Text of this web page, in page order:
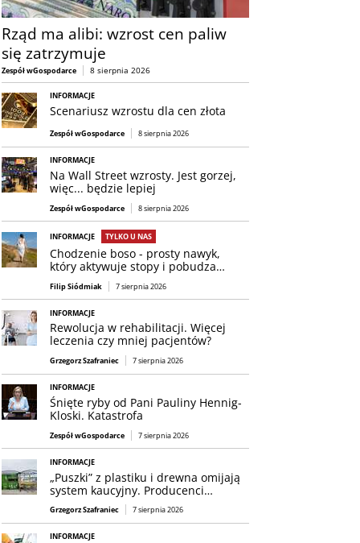
Rząd ma alibi: wzrost cen paliw
się zatrzymuje
Zespół wGospodarce 8 sierpnia 2026
INFORMACJE
Scenariusz wzrostu dla cen złota
Zespół wGospodarce 8 sierpnia 2026
INFORMACJE
Na Wall Street wzrosty. Jest gorzej,
więc... będzie lepiej
Zespół wGospodarce 8 sierpnia 2026
INFORMACJE TYLKO U NAS
Chodzenie boso - prosty nawyk,
który aktywuje stopy i pobudza…
Filip Siódmiak 7 sierpnia 2026
INFORMACJE
Rewolucja w rehabilitacji. Więcej
leczenia czy mniej pacjentów?
Grzegorz Szafraniec 7 sierpnia 2026
INFORMACJE
Śnięte ryby od Pani Pauliny Hennig-
Kloski. Katastrofa
Zespół wGospodarce 7 sierpnia 2026
INFORMACJE
„Puszki” z plastiku i drewna omijają
system kaucyjny. Producenci…
Grzegorz Szafraniec 7 sierpnia 2026
INFORMACJE